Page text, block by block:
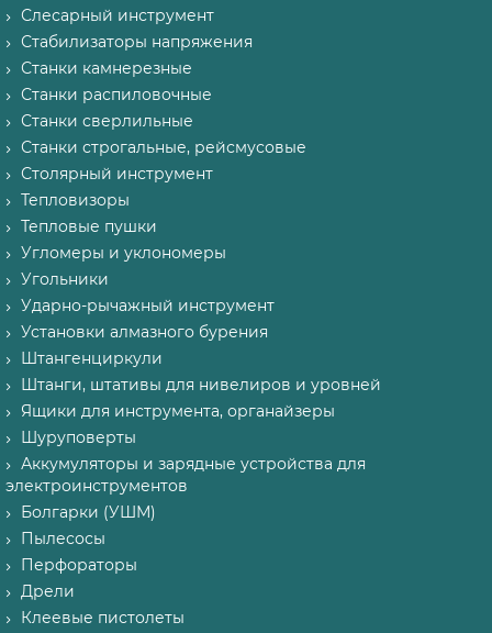
Слесарный инструмент
Стабилизаторы напряжения
Станки камнерезные
Станки распиловочные
Станки сверлильные
Станки строгальные, рейсмусовые
Столярный инструмент
Тепловизоры
Тепловые пушки
Угломеры и уклономеры
Угольники
Ударно-рычажный инструмент
Установки алмазного бурения
Штангенциркули
Штанги, штативы для нивелиров и уровней
Ящики для инструмента, органайзеры
Шуруповерты
Аккумуляторы и зарядные устройства для
электроинструментов
Болгарки (УШМ)
Пылесосы
Перфораторы
Дрели
Клеевые пистолеты